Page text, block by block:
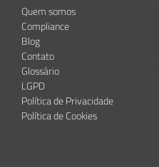
Quem somos
Compliance
Blog
Contato
Glossário
LGPD
Política de Privacidade
Política de Cookies